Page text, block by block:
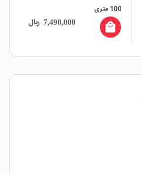
100 متری
7,490,000 ریال local_mall